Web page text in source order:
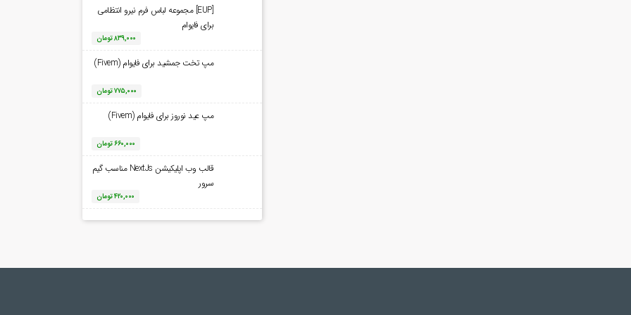
[EUP] مجموعه لباس فرم نیرو انتظامی
برای فایوام
۸۳۹,۰۰۰تومان
مپ تخت جمشید برای فایوام (Fivem)
۷۷۵,۰۰۰تومان
مپ عید نوروز برای فایوام (Fivem)
۶۶۰,۰۰۰تومان
قالب وب اپلیکیشن NextJs مناسب گیم
سرور
۴۲۰,۰۰۰تومان